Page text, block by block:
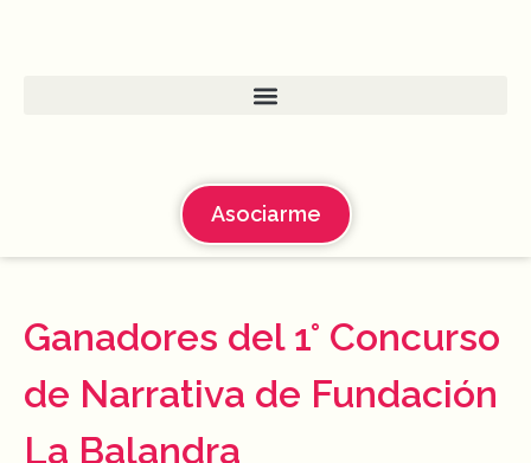
Asociarme
Ganadores del 1° Concurso
de Narrativa de Fundación
La Balandra